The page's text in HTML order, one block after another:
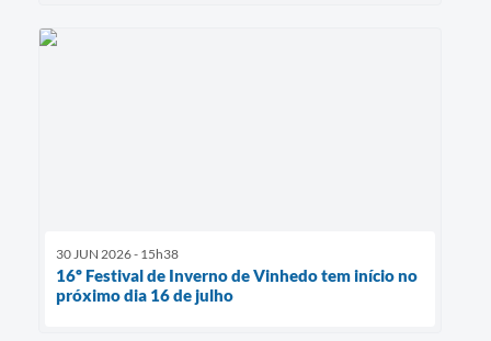
30 JUN 2026 - 15h38
16º Festival de Inverno de Vinhedo tem início no
próximo dia 16 de julho